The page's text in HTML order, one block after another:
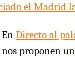
el Madrid
En Directo al
nos proponen un